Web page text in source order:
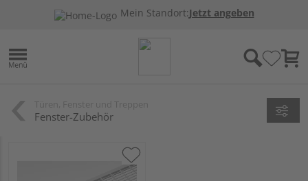
Mein Standort:Jetzt angeben
Fenster-Zubehör